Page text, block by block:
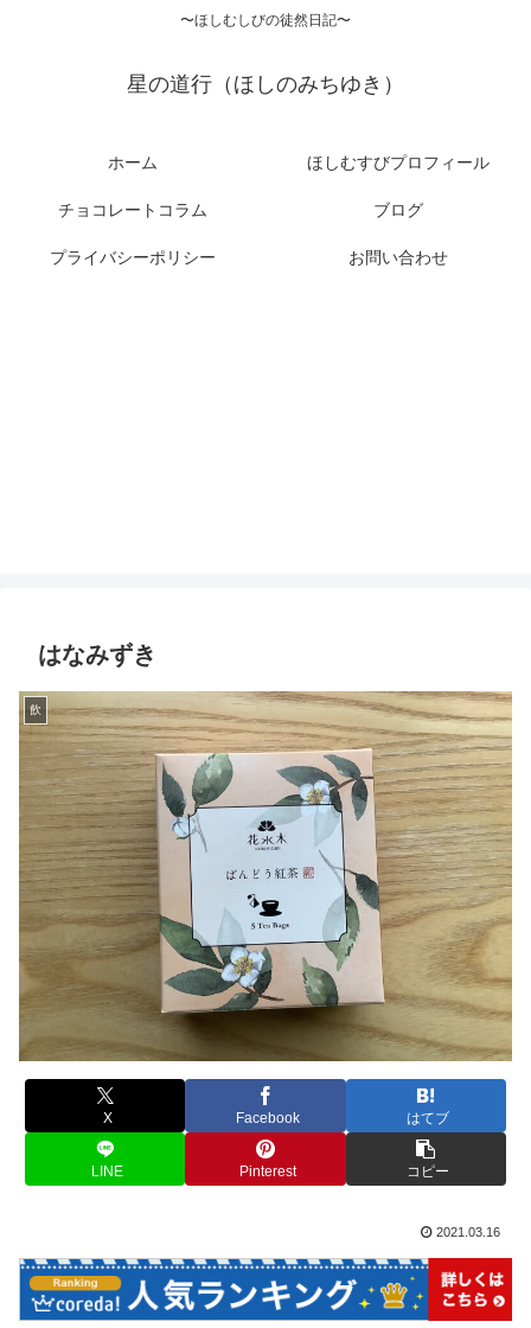
〜ほしむしびの徒然日記〜
星の道行（ほしのみちゆき）
ホーム ほしむすびプロフィール
チョコレートコラム ブログ
プライバシーポリシー お問い合わせ
はなみずき
飲
X Facebook はてブ
LINE Pinterest コピー
2021.03.16